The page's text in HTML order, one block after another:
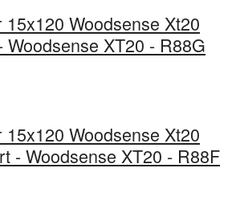
15x120 Woodsense Xt20
XT20 - R88G
15x120 Woodsense Xt20
- Woodsense XT20 - R88F